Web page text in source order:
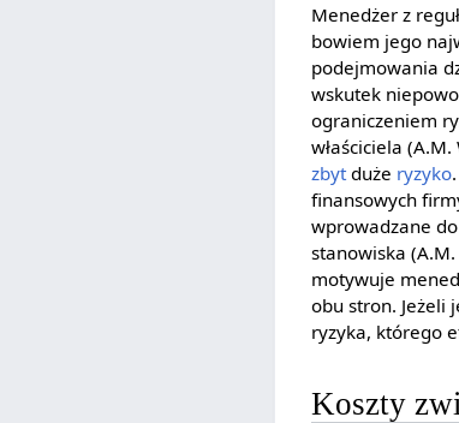
Menedżer z
bowiem jego
podejmowania
wskutek
ograniczeniem
właściciela
zbyt duże ryzyko
finansowych
wprowadzane
stanowiska
motywuje
obu stron. Jeżeli
ryzyka, którego
Koszty